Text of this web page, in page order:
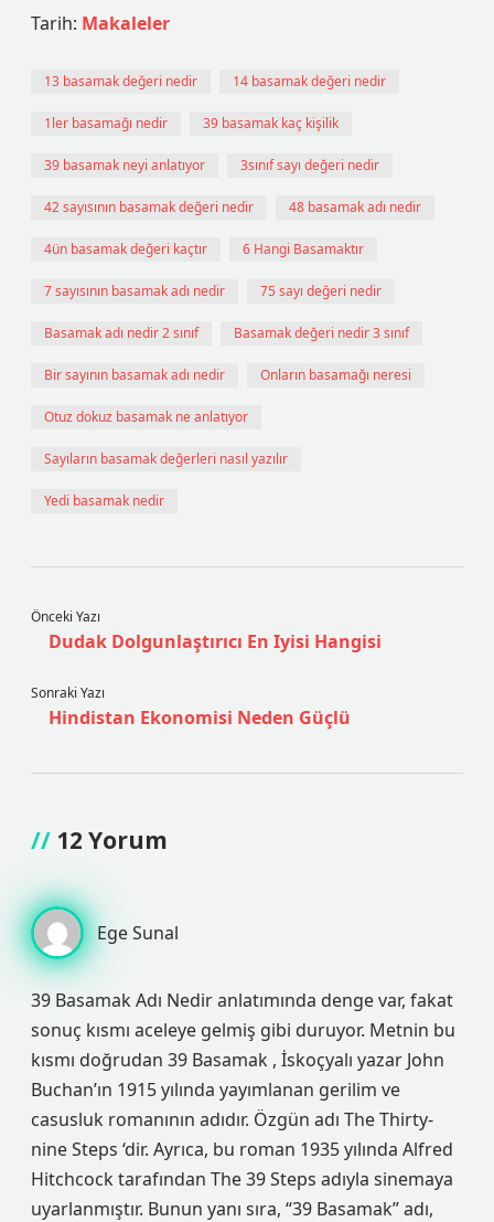
Tarih: Makaleler
13 basamak değeri nedir 14 basamak değeri nedir
1ler basamağı nedir 39 basamak kaç kişilik
39 basamak neyi anlatıyor 3sınıf sayı değeri nedir
42 sayısının basamak değeri nedir 48 basamak adı nedir
4ün basamak değeri kaçtır 6 Hangi Basamaktır
7 sayısının basamak adı nedir 75 sayı değeri nedir
Basamak adı nedir 2 sınıf Basamak değeri nedir 3 sınıf
Bir sayının basamak adı nedir Onların basamağı neresi
Otuz dokuz basamak ne anlatıyor
Sayıların basamak değerleri nasıl yazılır
Yedi basamak nedir
Önceki Yazı
Dudak Dolgunlaştırıcı En Iyisi Hangisi
Sonraki Yazı
Hindistan Ekonomisi Neden Güçlü
12 Yorum
Ege Sunal
39 Basamak Adı Nedir anlatımında denge var, fakat
sonuç kısmı aceleye gelmiş gibi duruyor. Metnin bu
kısmı doğrudan 39 Basamak , İskoçyalı yazar John
Buchan’ın 1915 yılında yayımlanan gerilim ve
casusluk romanının adıdır. Özgün adı The Thirty-
nine Steps ‘dir. Ayrıca, bu roman 1935 yılında Alfred
Hitchcock tarafından The 39 Steps adıyla sinemaya
uyarlanmıştır. Bunun yanı sıra, “39 Basamak” adı,